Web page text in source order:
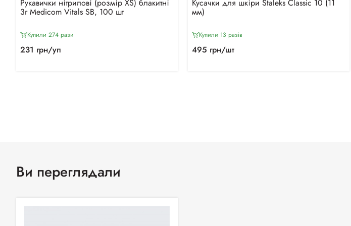
Рукавички нітрилові (розмір XS) блакитні
3г Medicom Vitals SB, 100 шт
Купили 274 рази
231 грн/уп
Кусачки для шкіри Staleks Classic 10 (11
мм)
Купили 13 разiв
495 грн/шт
Ви переглядали